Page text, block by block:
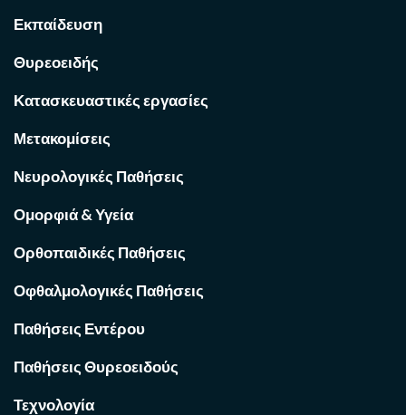
Εκπαίδευση
Θυρεοειδής
Κατασκευαστικές εργασίες
Μετακομίσεις
Νευρολογικές Παθήσεις
Ομορφιά & Υγεία
Ορθοπαιδικές Παθήσεις
Οφθαλμολογικές Παθήσεις
Παθήσεις Εντέρου
Παθήσεις Θυρεοειδούς
Τεχνολογία